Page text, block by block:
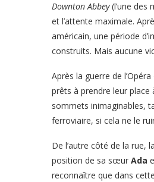
Downton Abbey(l’une des
et l’attente maximale.
américain, une période
construits. Mais aucune
Après la guerre de
prêts à prendre leur
sommets inimaginables,
ferroviaire, si cela ne le
De l’autre côté de la rue,
position de sa sœur Ada
reconnaître que dans